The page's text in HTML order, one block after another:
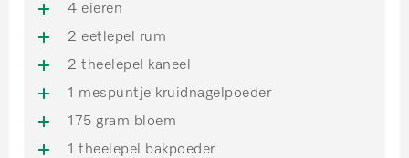
4 eieren
2 eetlepel rum
2 theelepel kaneel
1 mespuntje kruidnagelpoeder
175 gram bloem
1 theelepel bakpoeder